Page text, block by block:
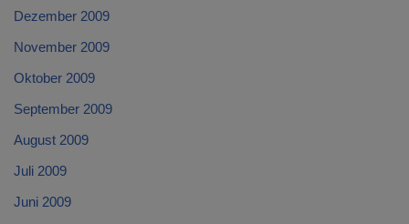
Dezember 2009
November 2009
Oktober 2009
September 2009
August 2009
Juli 2009
Juni 2009